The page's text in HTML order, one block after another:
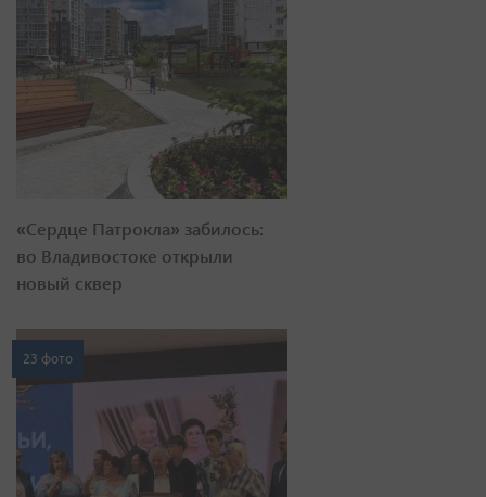
«Сердце Патрокла» забилось:
во Владивостоке открыли
новый сквер
23 фото